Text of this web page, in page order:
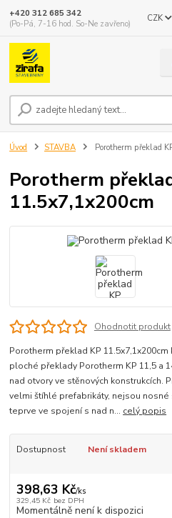
CZK
+420 312 685 342
(Po-Pá, 7-16 hod. So-Ne zavřeno)
Úvod STAVBA Porotherm překlad
Porotherm
11.5x7,1x200cm
Ohodnotit produkt
Porotherm překlad KP
ploché překlady Porotherm KP 11,5 a
nad otvory ve stěnových konstrukcích.
velmi štíhlé prefabrikáty, nejsou
teprve ve spojení s nad n... celý popis
Dostupnost Není skladem
398,63 Kč/ks
329,45 Kč bez DPH
Momentálně není k dispozici